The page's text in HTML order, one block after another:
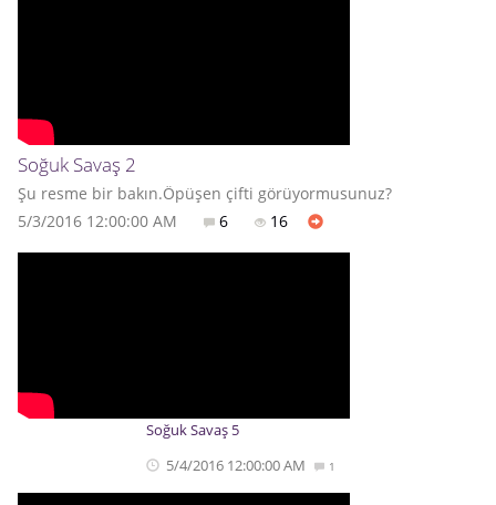
Soğuk Savaş 2
Şu resme bir bakın.Öpüşen çifti görüyormusunuz?
5/3/2016 12:00:00 AM
6 16
Soğuk Savaş 5
5/4/2016 12:00:00 AM 1